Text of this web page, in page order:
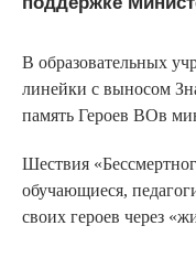
В образовательных
линейки с выносом
память Героев ВОв
Шествия
обучающиеся,
своих героев через